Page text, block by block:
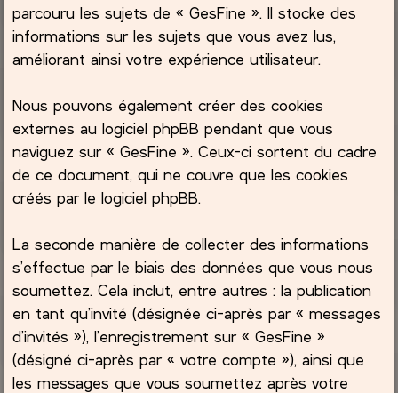
parcouru les sujets de « GesFine ». Il stocke des
informations sur les sujets que vous avez lus,
améliorant ainsi votre expérience utilisateur.
Nous pouvons également créer des cookies
externes au logiciel phpBB pendant que vous
naviguez sur « GesFine ». Ceux-ci sortent du cadre
de ce document, qui ne couvre que les cookies
créés par le logiciel phpBB.
La seconde manière de collecter des informations
s’effectue par le biais des données que vous nous
soumettez. Cela inclut, entre autres : la publication
en tant qu’invité (désignée ci-après par « messages
d’invités »), l’enregistrement sur « GesFine »
(désigné ci-après par « votre compte »), ainsi que
les messages que vous soumettez après votre